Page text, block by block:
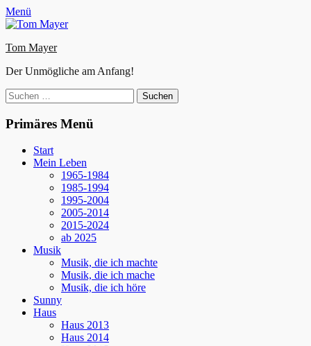
Zum
Inhalt
Facebook
E-
Mail
Instagram
Website
Menü
Tom Mayer
Der Unmögliche am Anfang!
Suche
nach:
Primäres Menü
Start
Mein Leben
1965-1984
1985-1994
1995-2004
2005-2014
2015-2024
ab 2025
Musik
Musik, die ich machte
Musik, die ich mache
Musik, die ich höre
Sunny
Haus
Haus 2013
Haus 2014